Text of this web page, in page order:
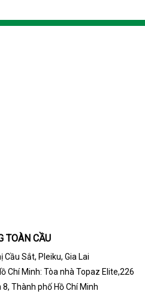
TOÀN CẦU
Cầu Sắt, Pleiku, Gia Lai
Chí Minh: Tòa nhà Topaz Elite,226
Thành phố Hồ Chí Minh